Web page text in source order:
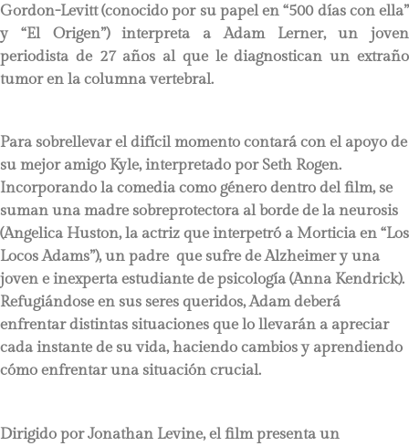
Gordon-Levitt (conocido por su papel en “500 días con ella”
y “El Origen”) interpreta a Adam Lerner, un joven
periodista de 27 años al que le diagnostican un extraño
tumor en la columna vertebral.
Para sobrellevar el difícil momento contará con el apoyo de
su mejor amigo Kyle, interpretado por Seth Rogen.
Incorporando la comedia como género dentro del film, se
suman una madre sobreprotectora al borde de la neurosis
(Angelica Huston, la actriz que interpetró a Morticia en “Los
Locos Adams”), un padre que sufre de Alzheimer y una
joven e inexperta estudiante de psicología (Anna Kendrick).
Refugiándose en sus seres queridos, Adam deberá
enfrentar distintas situaciones que lo llevarán a apreciar
cada instante de su vida, haciendo cambios y aprendiendo
cómo enfrentar una situación crucial.
Dirigido por Jonathan Levine, el film presenta un